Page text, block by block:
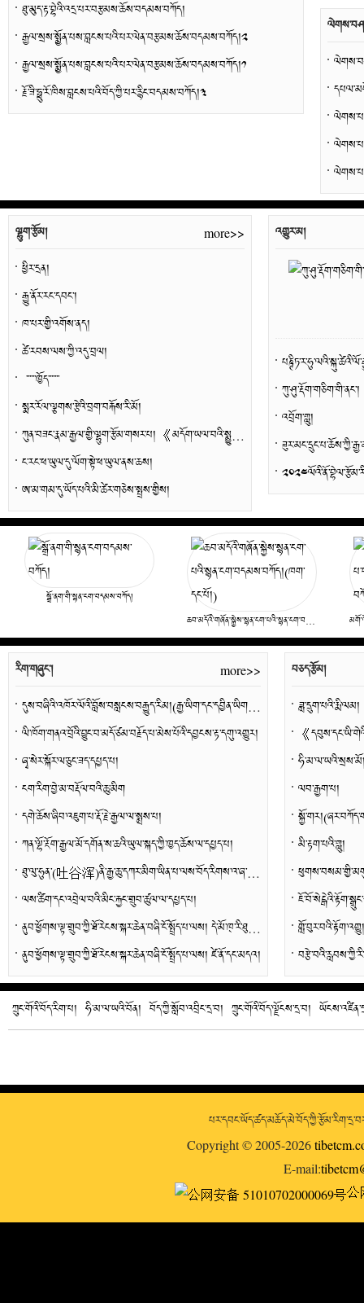
ཐུ་མུད་རྟ་བྷེའི་འདྲ་པར་བརྩམས་ཆོས་བདམས་བཀོད།
རྒྱལ་སྲས་སྨྱོན་པས་བླངས་པའི་པར་ལེན་བརྩམས་ཆོས་བདམས་བཀོད།༢
རྒྱལ་སྲས་སྨྱོན་པས་བླངས་པའི་པར་ལེན་བརྩམས་ཆོས་བདམས་བཀོད།༡
རྗོ་ཟི་ཧྥུ་རོ་ཁིས་བླངས་པའི་བོད་ཀྱི་པར་རྙིང་བདམས་བཀོད།༣
more>>
ལྷུག་རྩོམ།
ཕྱིར་དྲན།
རྒྱུ་ནོར་རང་དབང་།
ཁ་པར་གྱི་འགོས་ནད།
ཚེ་རབས་ལས་ཀྱི་འདུ་བྲལ།
་་་་་་ཁྱོད་་་་་་་
སྨར་རོལ་ལྕགས་རྩེའི་བྲག་བརྐོས་རི་མོ།
ཀུན་བཟང་རྣམ་རྒྱལ་གྱི་ལྷུག་རྩོམ་གསར་པ། 《མདོག་ཡལ་བའི་སྨྱུག་རྩེ》
ང་རང་ཕ་ཡུལ་དུ་ལོག་སྟེ་ཕ་ཡུལ་ནས་ཆས།
ཨ་མ་གམ་དུ་ཡོད་པའི་མི་ཚེར་གཅེས་སྤྲས་གྱིས།
འགྱུར་མ།
ཀུ་ཤུ་རྡོག་གཅིག་གི་ནང་།
འབྲོག་གླུ།
སྒྲོ་ནག་གི་སྙན་ངག་བདམས་བཀོད།
ཆབ་མདོའི་གཞོན་སྐྱེས་སྙན་ངག་པའི་སྙན་ངག་བདམས་བཀོད།(ཁག་དང་པོ།)
more>>
རིག་གཞུང་།
དུས་བཞིའི་འཁོར་ལོའི་བློས་བསླངས་བརྒྱུད་རིམ།(རྒྱ་ཡིག་དང་དབྱིན་ཡིག་གི་པར་མ་ཞབས་བཏགས་བྱས་ཡོད)
ལི་ཁོག་གནའ་བྲོའི་བྱུང་བ་མདོ་ཙམ་བརྗོད་པ་མེས་པོའི་དབྱངས་རྟ་དགུ་འགྱུར།
ཞྭ་སེར་སྐོར་ལ་ཅུང་ཟད་དཔྱད་པ།
ངག་རིག་བྱེ་མ་བརྡོལ་བའི་ཆུ་མིག
དགེ་ཆོས་ཞིབ་འཇུག་པ་རྡོ་རྗེ་རྒྱལ་ལ་སྨྲས་པ།
ཀན་ལྷོ་རྔོག་རྒྱལ་མོ་དགོན་ས་ཆའི་ཡུལ་སྐད་ཀྱི་ཁྱད་ཆོས་ལ་དཔྱད་པ།
ཐུ་ལུ་ཧུན་(吐谷浑)ནི་རྒྱ་ཆུ་དཀར་མིག་ཡིན་པ་ལས་བོད་རིགས་འ་ཞ་མིན་པའི་ཐོག་མའི་བགྲོ་གླེང་།
ལས་ཚིག་དང་འབྲེལ་བའི་མིང་རྐྱང་གྲུབ་ཚུལ་ལ་དཔྱད་པ།
ནུབ་ཕྱོགས་ལྟ་གྲུབ་ཀྱི་ཐོ་རེངས་སྐར་ཆེན་བཞི་ངོ་སྤྲོད་པ་ལས། དེ་མོ་ཁ྄་རི་ཐུས་དང་རྡུལ་ཕྲ་རབ།
ནུབ་ཕྱོགས་ལྟ་གྲུབ་ཀྱི་ཐོ་རེངས་སྐར་ཆེན་བཞི་ངོ་སྤྲོད་པ་ལས། ཛེ་ནོ་དང་མདའ།
བཅད་རྩོམ།
ཟླ་དྲུག་པའི་རྨི་ལམ།
《
ལབ་རྒྱག་པ།
མི་རྟག་པའི་གླུ།
གློ་བུར་བའི་རྟོག་འགྱུ།
ཀྲུང་གོའི་བོད་རིག་པ། ཧི་མ་ལ་ཡའི་བོན། བོད་ཀྱི་སློབ་འབྲིང་དྲ་བ། ཀྲུང་གོའི་བོད་ལྗོངས་དྲ་བ།
Copyright © 2005-2026
E-mail:
公